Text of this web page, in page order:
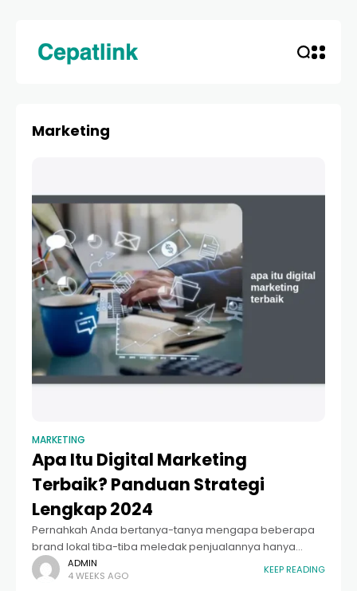
Marketing
MARKETING
Apa Itu Digital Marketing
Terbaik? Panduan Strategi
Lengkap 2024
Pernahkah Anda bertanya-tanya mengapa beberapa
brand lokal tiba-tiba meledak penjualannya hanya
melalui postingan media sosial, sementara yang lain
sulit mendapatkan satu pelanggan pun meski sudah
ADMIN
4 WEEKS AGO
KEEP READING